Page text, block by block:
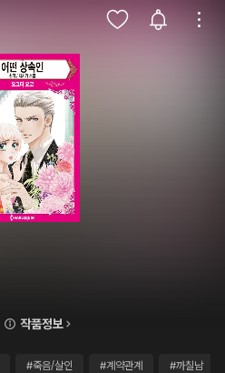
작품정보
#죽음/살인 #계약관계 #까칠남